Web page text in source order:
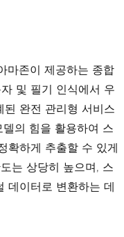
마존이 제공하는 종합
및 필기 인식에서 우
된 완전 관리형 서비스
의 힘을 활용하여 스
확하게 추출할 수 있게
는 상당히 높으며, 스
데이터로 변환하는 데